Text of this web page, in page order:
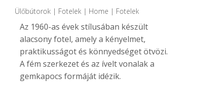
Ülőbútorok | Fotelek | Home | Fotelek
Az 1960-as évek stílusában készült
alacsony fotel, amely a kényelmet,
praktikusságot és könnyedséget ötvözi.
A fém szerkezet és az ívelt vonalak a
gemkapocs formáját idézik.